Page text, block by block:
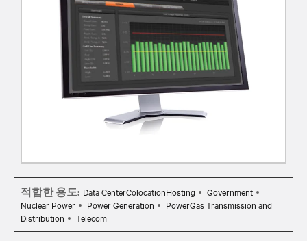
적합한 용도: Data CenterColocationHosting
Government
Nuclear Power
Power Generation
PowerGas Transmission and
Distribution
Telecom